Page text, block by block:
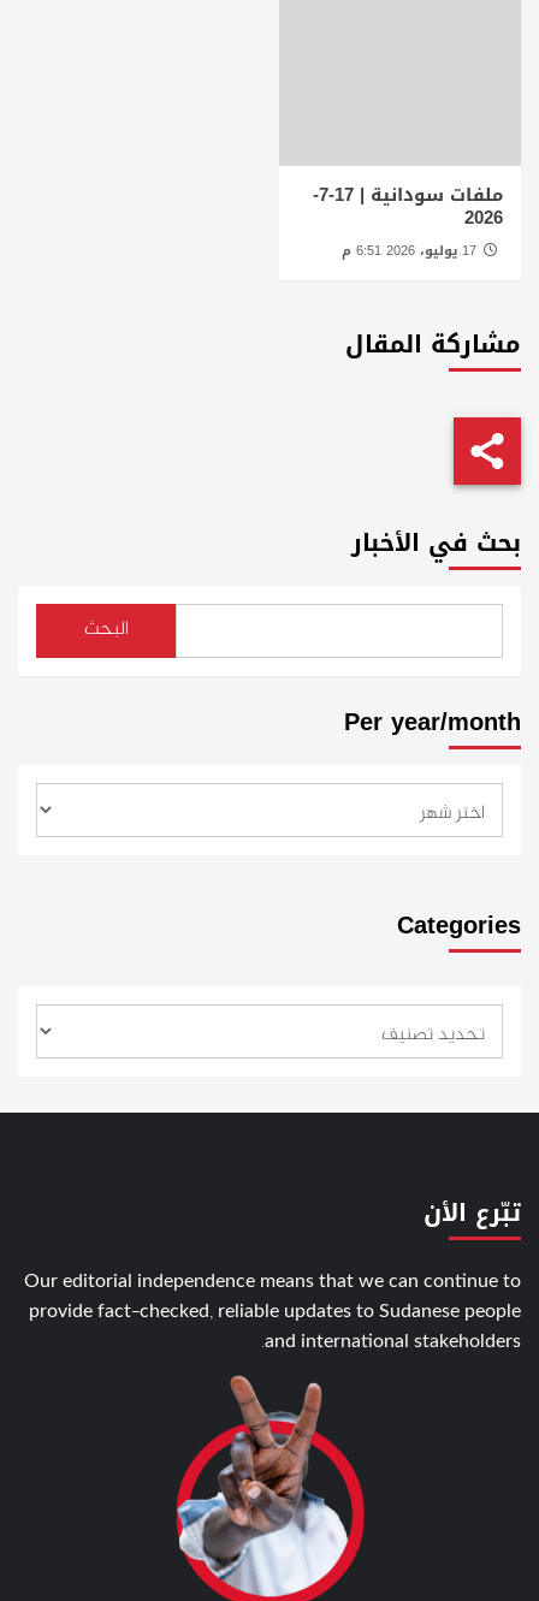
ملفات سودانية | 17-7-
2026
مشاركة المقال
بحث في الأخبار
البحث
Per year/month
Categories
تبّرع الأن
Our editorial independence means that we can continue to
provide fact-checked, reliable updates to Sudanese people
and international stakeholders.